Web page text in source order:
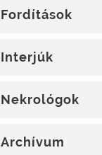
Fordítások
Interjúk
Nekrológok
Archívum